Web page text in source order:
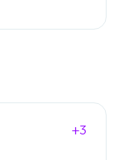
+3